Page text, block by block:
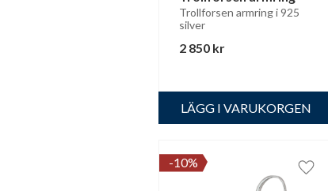
Trollforsen armring i 925
silver
2 850 kr
10%